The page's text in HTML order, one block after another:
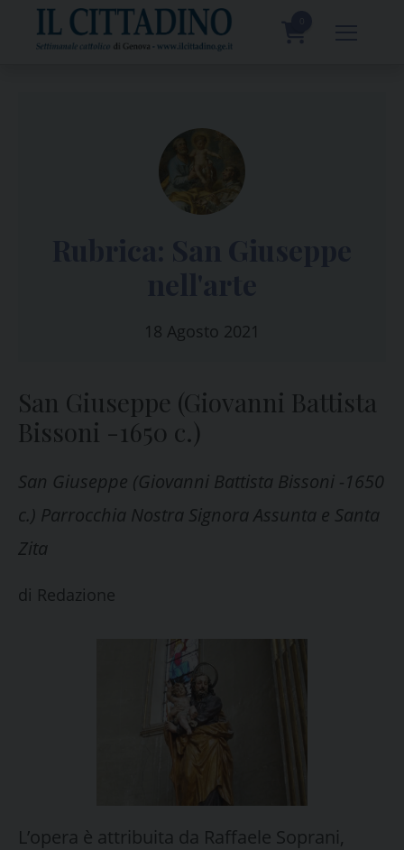
content
18 Agosto 2021
San Giuseppe (Giovanni Battista
Bissoni -1650 c.)
San Giuseppe (Giovanni Battista Bissoni -1650
c.) Parrocchia Nostra Signora Assunta e Santa
Zita
di Redazione
L’opera è attribuita da Raffaele Soprani,